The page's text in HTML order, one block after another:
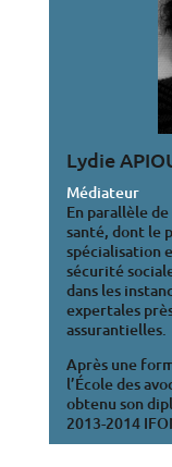
Lydie
Médiateur
En parallèle
santé, dont le
spécialisation
sécurité
dans les
expertales
assurantielles.
Après une
l’École des
obtenu son
2013-2014